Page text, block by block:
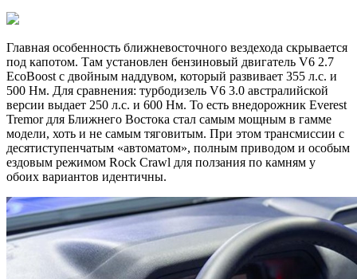
Главная особенность ближневосточного вездехода скрывается
под капотом. Там установлен бензиновый двигатель V6 2.7
EcoBoost с двойным наддувом, который развивает 355 л.с. и
500 Нм. Для сравнения: турбодизель V6 3.0 австралийской
версии выдает 250 л.с. и 600 Нм. То есть внедорожник Everest
Tremor для Ближнего Востока стал самым мощным в гамме
модели, хоть и не самым тяговитым. При этом трансмиссии с
десятиступенчатым «автоматом», полным приводом и особым
ездовым режимом Rock Crawl для ползания по камням у
обоих вариантов идентичны.